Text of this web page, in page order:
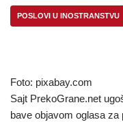
POSLOVI U INOSTRANSTVU
Foto: pixabay.com
Sajt PrekoGrane.net
bave objavom oglasa